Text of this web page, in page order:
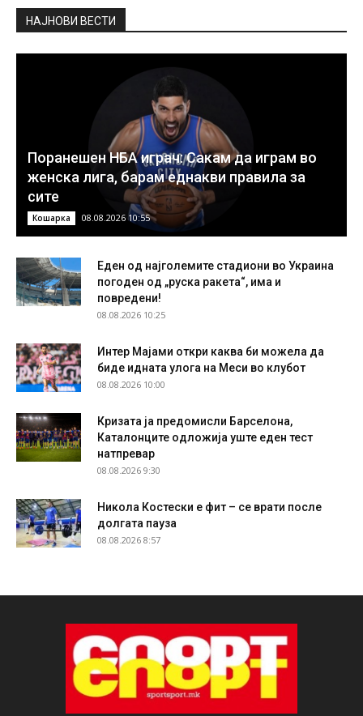
НAЈНОВИ ВЕСТИ
Поранешен НБА играч: Сакам да играм во
женска лига, барам еднакви правила за
сите
Кошарка 08.08.2026 10:55
Еден од најголемите стадиони во Украина
погоден од „руска ракета“, има и
повредени!
08.08.2026 10:25
Интер Мајами откри каква би можела да
биде идната улога на Меси во клубот
08.08.2026 10:00
Кризата ја предомисли Барселона,
Каталонците одложија уште еден тест
натпревар
08.08.2026 9:30
Никола Костески е фит – се врати после
долгата пауза
08.08.2026 8:57